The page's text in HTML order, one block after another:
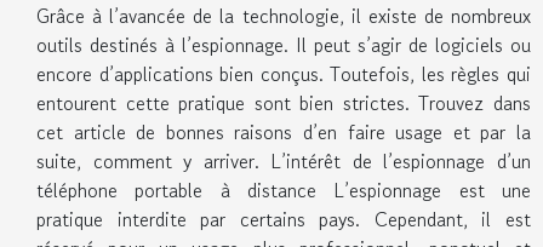
Grâce à l’avancée de la technologie, il existe de nombreux
outils destinés à l’espionnage. Il peut s’agir de logiciels ou
encore d’applications bien conçus. Toutefois, les règles qui
entourent cette pratique sont bien strictes. Trouvez dans
cet article de bonnes raisons d’en faire usage et par la
suite, comment y arriver. L’intérêt de l’espionnage d’un
téléphone portable à distance L’espionnage est une
pratique interdite par certains pays. Cependant, il est